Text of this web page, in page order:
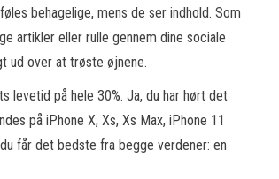
behagelige, mens de ser indhold. Som
artikler eller rulle gennem dine sociale
ud over at trøste øjnene.
på hele 30%. Ja, du har hørt det
på iPhone X, Xs, Xs Max, iPhone 11
får det bedste fra begge verdener: en